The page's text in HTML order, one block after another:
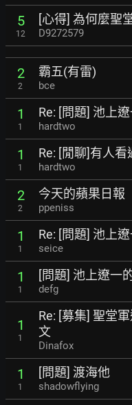
5
12
[心得] 為何麼聖
D9272579
2
2
霸五(有雷)
bce
1
1
Re: [問題] 池上
hardtwo
1
1
Re: [閒聊]有人
hardtwo
2
2
今天的蘋果日報
ppeniss
1
1
Re: [問題] 池上
seice
1
1
[問題] 池上遼一
defg
1
1
Re: [募集] 聖堂
文
Dinafox
1
1
[問題] 渡海他
shadowflying